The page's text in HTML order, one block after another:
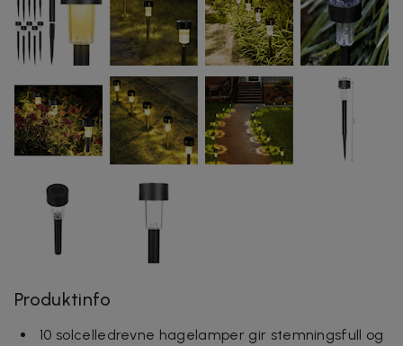
Produktinfo
10 solcelledrevne hagelamper gir stemningsfull og